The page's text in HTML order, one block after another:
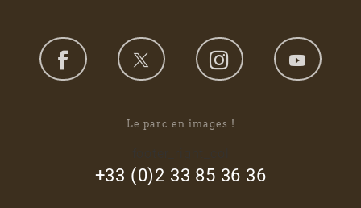
Le parc en images !
+33 (0)2 33 85 36 36